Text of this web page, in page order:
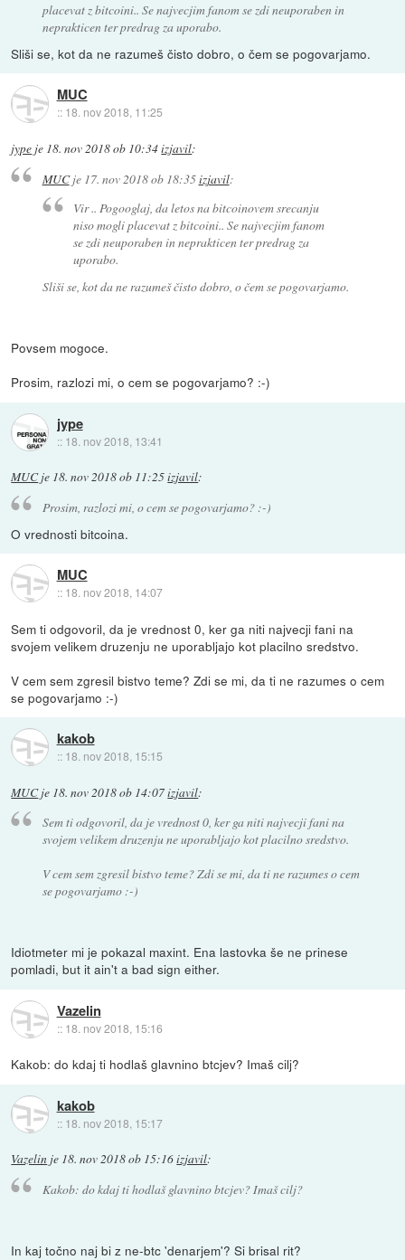
placevat z bitcoini.. Se najvecjim fanom se zdi neuporaben in
neprakticen ter predrag za uporabo.
Sliši se, kot da ne razumeš čisto dobro, o čem se pogovarjamo.
MUC
:: 18. nov 2018, 11:25
jype je 18. nov 2018 ob 10:34izjavil:
MUCje 17. nov 2018 ob 18:35izjavil:
Vir .. Pogooglaj, da letos na bitcoinovem srecanju
niso mogli placevat z bitcoini.. Se najvecjim fanom
se zdi neuporaben in neprakticen ter predrag za
uporabo.
Sliši se, kot da ne razumeš čisto dobro, o čem se pogovarjamo.
Povsem mogoce.
Prosim, razlozi mi, o cem se pogovarjamo? :-)
jype
:: 18. nov 2018, 13:41
MUCje 18. nov 2018 ob 11:25izjavil:
Prosim, razlozi mi, o cem se pogovarjamo? :-)
O vrednosti bitcoina.
MUC
:: 18. nov 2018, 14:07
Sem ti odgovoril, da je vrednost 0, ker ga niti najvecji fani na
svojem velikem druzenju ne uporabljajo kot placilno sredstvo.
V cem sem zgresil bistvo teme? Zdi se mi, da ti ne razumes o cem
se pogovarjamo :-)
kakob
:: 18. nov 2018, 15:15
MUCje 18. nov 2018 ob 14:07izjavil:
Sem ti odgovoril, da je vrednost 0, ker ga niti najvecji fani na
svojem velikem druzenju ne uporabljajo kot placilno sredstvo.
V cem sem zgresil bistvo teme? Zdi se mi, da ti ne razumes o cem
se pogovarjamo :-)
Idiotmeter mi je pokazal maxint. Ena lastovka še ne prinese
pomladi, but it ain't a bad sign either.
Vazelin
:: 18. nov 2018, 15:16
Kakob: do kdaj ti hodlaš glavnino btcjev? Imaš cilj?
kakob
:: 18. nov 2018, 15:17
Vazelin je 18. nov 2018 ob 15:16izjavil:
Kakob: do kdaj ti hodlaš glavnino btcjev? Imaš cilj?
In kaj točno naj bi z ne-btc 'denarjem'? Si brisal rit?